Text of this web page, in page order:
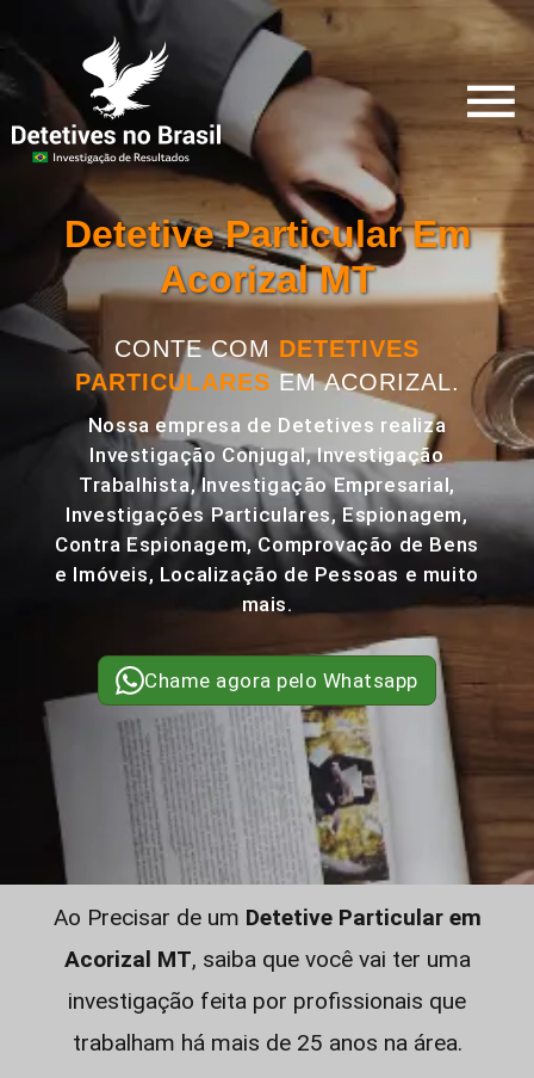
Detetive Particular Em
Acorizal MT
CONTE COM DETETIVES
PARTICULARES EM ACORIZAL.
Nossa empresa de Detetives realiza
Investigação Conjugal, Investigação
Trabalhista, Investigação Empresarial,
Investigações Particulares, Espionagem,
Contra Espionagem, Comprovação de Bens
e Imóveis, Localização de Pessoas e muito
mais.
Chame agora pelo Whatsapp
Ao Precisar de um Detetive Particular em
Acorizal MT, saiba que você vai ter uma
investigação feita por profissionais que
trabalham há mais de 25 anos na área.